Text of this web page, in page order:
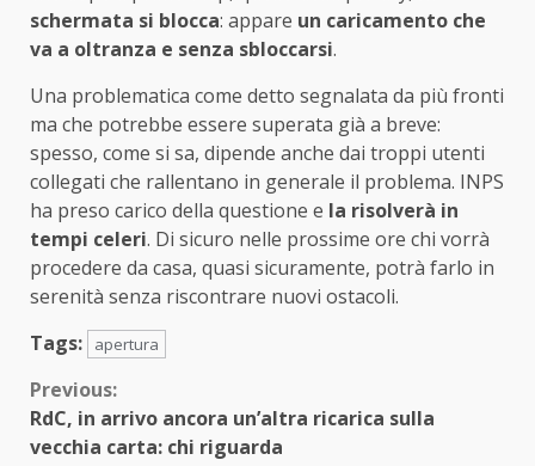
schermata si blocca: appare un caricamento che
va a oltranza e senza sbloccarsi.
Una problematica come detto segnalata da più fronti
ma che potrebbe essere superata già a breve:
spesso, come si sa, dipende anche dai troppi utenti
collegati che rallentano in generale il problema. INPS
ha preso carico della questione e la risolverà in
tempi celeri. Di sicuro nelle prossime ore chi vorrà
procedere da casa, quasi sicuramente, potrà farlo in
serenità senza riscontrare nuovi ostacoli.
Tags:
apertura
Continue
Reading
Previous:
RdC, in arrivo ancora un’altra ricarica sulla
vecchia carta: chi riguarda